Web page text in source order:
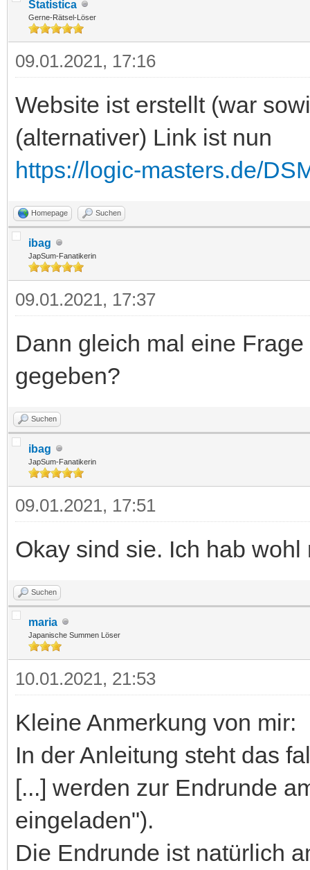
Statistica
Gerne-Rätsel-Löser
09.01.2021, 17:16
Website ist erstellt (war
(alternativer) Link ist nun
https://logic-masters.de/
Homepage Suchen
ibag
JapSum-Fanatikerin
09.01.2021, 17:37
Dann gleich mal eine
gegeben?
Suchen
ibag
JapSum-Fanatikerin
09.01.2021, 17:51
Okay sind sie. Ich hab
Suchen
maria
Japanische Summen Löser
10.01.2021, 21:53
Kleine Anmerkung von mir:
In der Anleitung steht das
[...] werden zur Endrunde
eingeladen").
Die Endrunde ist natürlich